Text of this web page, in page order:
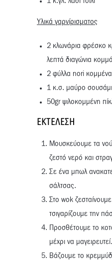
Yλικά γαρνίρισματος
2 κλωνάρια φρέσκο
λεπτά διαγώνια
2 φύλλα nori
1 κ.σ. μαύρο σουσάμι
50gr ψιλοκομμένη
ΕΚΤΈΛΕΣΗ
Μουσκεύουμε τα
ζεστό νερό και
Σε ένα μπωλ
σάλτσας.
Στο wok
τσιγαρίζουμε την
Προσθέτουμε το
μέχρι να μαγειρευτεί.
Βάζουμε το